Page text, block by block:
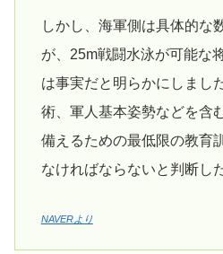
しかし、海軍側は具体的な
が、25m戦闘水泳が可能な
は事実だと明らかにしまし
術、軍人基本姿勢などを含
備えるための最低限の教育
なければならないと判断し
NAVERより